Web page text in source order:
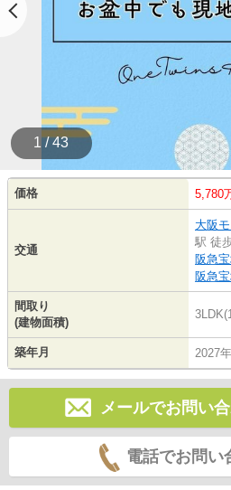
1 / 43
価格 5,780
交通
大阪
駅 徒
阪急
阪急
間取り
(建物面積)
築年月 2027
メールでお問い
電話でお問い